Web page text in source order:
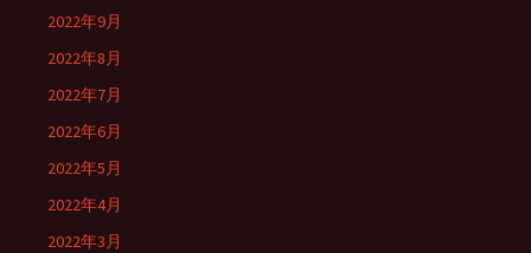
2022年9月
2022年8月
2022年7月
2022年6月
2022年5月
2022年4月
2022年3月